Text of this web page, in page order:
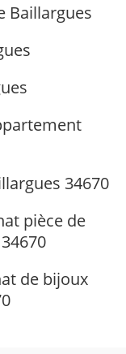
Baillargues
34670
pièce de
de bijoux